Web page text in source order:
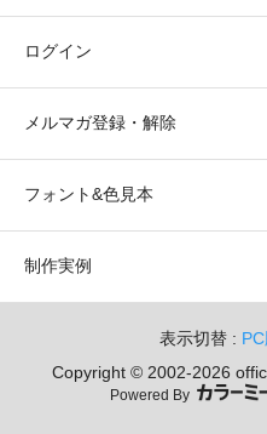
ログイン
メルマガ登録・解除
フォント&色見本
制作実例
表示切替 :
Copyright © 2002-2026
Powered By